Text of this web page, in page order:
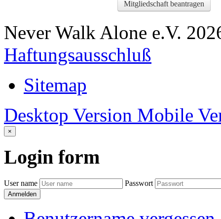
Mitgliedschaft beantragen
Never Walk Alone e.V.
Haftungsausschluß
Sitemap
Desktop Version Mobile
×
Login form
User name Passwort
Anmelden